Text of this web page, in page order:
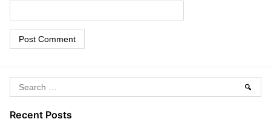
e
a
Recent Posts